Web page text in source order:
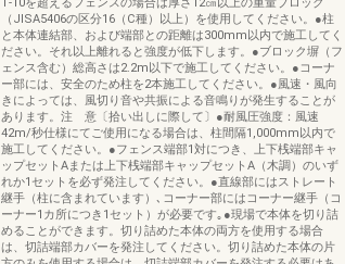
（JISA5406の区分16（C種）以上）を使用してください。●柱
と本体連結部、および端部との距離は300mm以内で施工してく
ださい。それ以上離れると強度が低下します。●ブロック塀（フ
ェンス含む）総高さは2.2m以下で施工してください。●コーナ
ー部には、安全のため柱を2本施工してください。●風速・風向
きによっては、風切り音や共振による音鳴りが発生することが
あります。注 意〔拾い出しに際して〕●耐風圧強度：風速
42m/秒仕様にてご使用になる場合は、柱間隔1,000mm以内で
施工してください。●フェンス端部1対につき、上下桟端部キャ
ップセットAまたは上下桟端部キャップセットA（木調）のいず
れか1セットを必ず発注してください。●直線部にはストレート
継手（柱に含まれています）､コーナー部にはコーナー継手（コ
ーナー1カ所につき1セット）が必要です｡●現場で本体を切り詰
めることができます。切り詰めた本体の両方を使用する場合
は、切詰端部カバーを発注してください。切り詰めた本体の片